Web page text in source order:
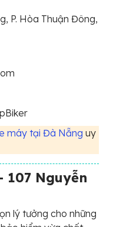
P. Hòa Thuận Đông,
máy tại Đà Nẵng uy
107 Nguyễn
lý tưởng cho những